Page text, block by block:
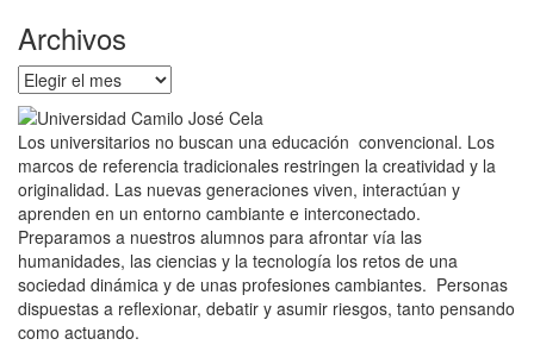
Archivos
Archivos
Los universitarios no buscan una educación convencional. Los
marcos de referencia tradicionales restringen la creatividad y la
originalidad. Las nuevas generaciones viven, interactúan y
aprenden en un entorno cambiante e interconectado.
Preparamos a nuestros alumnos para afrontar vía las
humanidades, las ciencias y la tecnología los retos de una
sociedad dinámica y de unas profesiones cambiantes. Personas
dispuestas a reflexionar, debatir y asumir riesgos, tanto pensando
como actuando.